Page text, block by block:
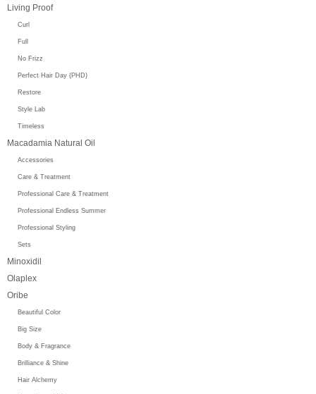
Living Proof
Curl
Full
No Frizz
Perfect Hair Day (PHD)
Restore
Style Lab
Timeless
Macadamia Natural Oil
Accessories
Care & Treatment
Professional Care & Treatment
Professional Endless Summer
Professional Styling
Sets
Minoxidil
Olaplex
Oribe
Beautiful Color
Big Size
Body & Fragrance
Brilliance & Shine
Hair Alchemy